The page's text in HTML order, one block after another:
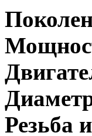
Резьба